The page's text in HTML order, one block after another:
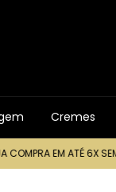
Cremes
ATÉ 6X SEM JUROS -